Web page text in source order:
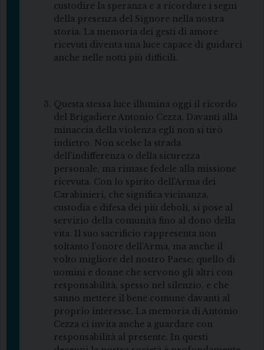
custodire la speranza e a ricordare i segni
della presenza del Signore nella nostra
storia. La memoria dei gesti di amore
ricevuti diventa una luce capace di guidarci
anche nelle notti più difficili.
Questa stessa luce illumina oggi il ricordo
del Brigadiere Antonio Cezza. Davanti alla
minaccia della violenza egli non si tirò
indietro. Non scelse la strada
dell’indifferenza o della sicurezza
personale, ma rimase fedele alla missione
ricevuta. Con lo spirito dell’Arma dei
Carabinieri, che significa vicinanza,
custodia e difesa dei più deboli, si pose al
servizio della comunità fino al dono della
vita. Il suo sacrificio rappresenta non
soltanto l’onore dell’Arma, ma anche il
volto migliore del nostro Paese: quello di
uomini e donne che servono gli altri con
responsabilità, spesso nel silenzio, e che
sanno mettere il bene comune davanti al
proprio interesse. La memoria di Antonio
Cezza ci invita anche a guardare con
responsabilità al presente. In questi